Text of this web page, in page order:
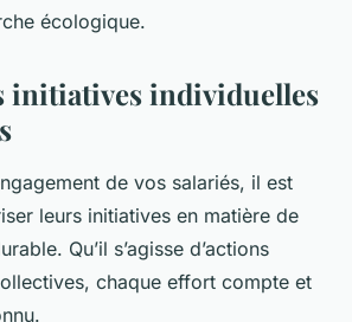
écologique.
initiatives individuelles
de vos salariés, il est
leurs initiatives en matière de
Qu’il s’agisse d’actions
chaque effort compte et